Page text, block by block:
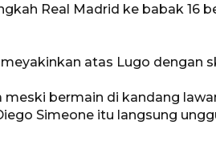
Real Madrid ke babak 16
atas Lugo dengan
bermain di kandang
Simeone itu langsung